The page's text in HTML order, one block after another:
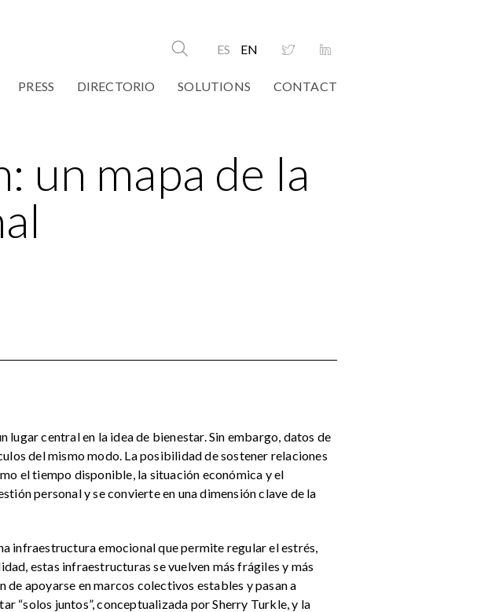
ES EN
PRESS DIRECTORIO SOLUTIONS CONTACT
un mapa de la
lugar central en la idea de bienestar. Sin embargo, datos de
del mismo modo. La posibilidad de sostener relaciones
el tiempo disponible, la situación económica y el
personal y se convierte en una dimensión clave de la
infraestructura emocional que permite regular el estrés,
estas infraestructuras se vuelven más frágiles y más
apoyarse en marcos colectivos estables y pasan a
“solos juntos”, conceptualizada por Sherry Turkle, y la